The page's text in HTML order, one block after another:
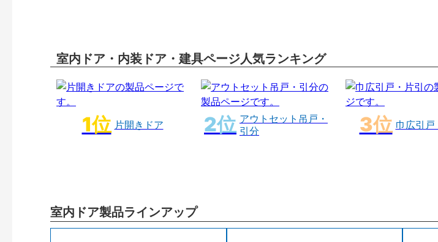
室内ドア・内装ドア・建具ページ人気ランキング
片開きドア
アウトセット吊戸・
引分
巾広引戸
室内ドア製品ラインアップ